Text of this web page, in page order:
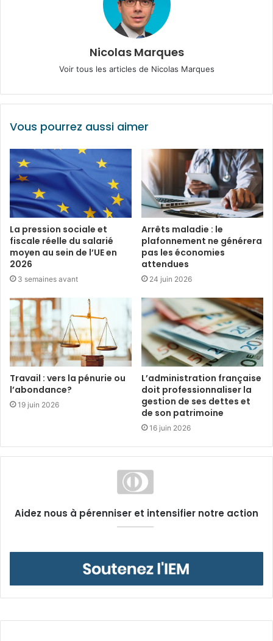
Nicolas Marques
Voir tous les articles de Nicolas Marques
Vous pourrez aussi aimer
La pression sociale et
fiscale réelle du salarié
moyen au sein de l’UE en
2026
3 semaines avant
Arrêts maladie : le
plafonnement ne générera
pas les économies
attendues
24 juin 2026
Travail : vers la pénurie ou
l’abondance?
19 juin 2026
L’administration française
doit professionnaliser la
gestion de ses dettes et
de son patrimoine
16 juin 2026
Aidez nous à pérenniser et intensifier notre action